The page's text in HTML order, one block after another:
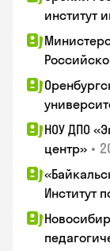
институт
НОУ ДПО
центр» •
Институт